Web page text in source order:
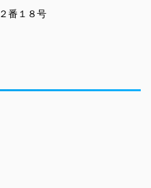
番１８号